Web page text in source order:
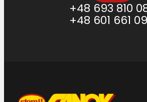
+48 693 810
+48 601 661